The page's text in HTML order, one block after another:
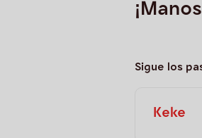
Sigue los
Keke